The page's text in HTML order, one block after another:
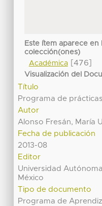
Este ítem aparece en
colección(ones)
Académica[476]
Visualización del
Título
Programa de
Autor
Alonso Fresán, María
Fecha de publicación
2013-08
Editor
Universidad
México
Tipo de documento
Programa de